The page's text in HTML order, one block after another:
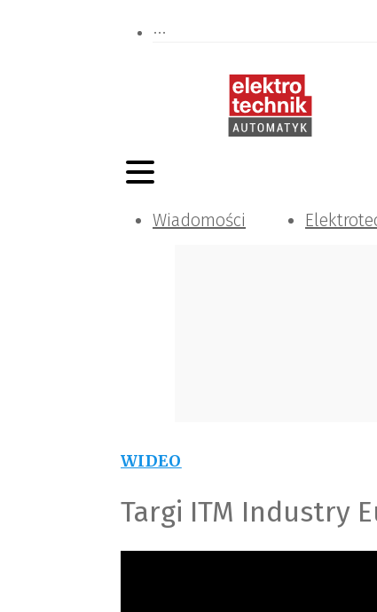
Wiadomości
WIDEO
Targi ITM Industry